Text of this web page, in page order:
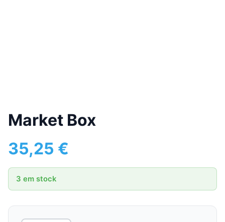
Market Box
35,25 €
3 em stock